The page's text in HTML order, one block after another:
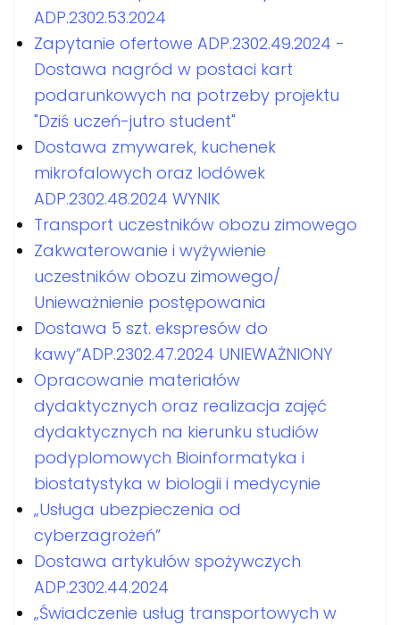
ADP.2302.53.2024
Zapytanie ofertowe ADP.2302.49.2024 -
Dostawa nagród w postaci kart
podarunkowych na potrzeby projektu
"Dziś uczeń-jutro student"
Dostawa zmywarek, kuchenek
mikrofalowych oraz lodówek
ADP.2302.48.2024 WYNIK
Transport uczestników obozu zimowego
Zakwaterowanie i wyżywienie
uczestników obozu zimowego/
Unieważnienie postępowania
Dostawa 5 szt. ekspresów do
kawy”ADP.2302.47.2024 UNIEWAŻNIONY
Opracowanie materiałów
dydaktycznych oraz realizacja zajęć
dydaktycznych na kierunku studiów
podyplomowych Bioinformatyka i
biostatystyka w biologii i medycynie
„Usługa ubezpieczenia od
cyberzagrożeń”
Dostawa artykułów spożywczych
ADP.2302.44.2024
„Świadczenie usług transportowych w